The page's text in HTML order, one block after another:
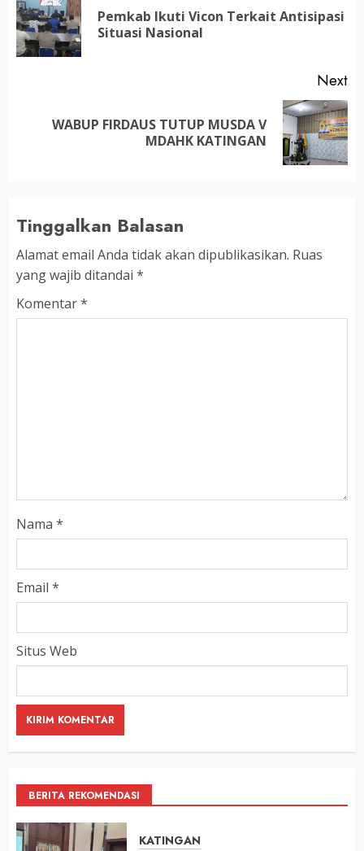
navigationPemkab Ikuti Vicon Terkait Antisipasi
Situasi Nasional
Next
WABUP FIRDAUS TUTUP MUSDA V
MDAHK KATINGAN
Tinggalkan Balasan
Alamat email Anda tidak akan dipublikasikan. Ruas
yang wajib ditandai *
Komentar*
Nama *
Email *
Situs Web
BERITA REKOMENDASI
KATINGAN